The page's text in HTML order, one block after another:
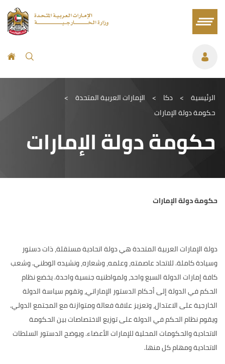
الرئيسية > دكا > الإمارات العربية المتحدة >
حكومة دولة الإمارات
حكومة دولة الإمارات
حكومة دولة الإمارات
دولة الإمارات العربية المتحدة هي دولة اتحادية مستقلة، ذات دستور
وسيادة كاملة. للاتحاد عاصمته، وعلمه، وشعاره، ونشيده الوطني. وشعب
كافة إمارات الدولة السبع واحد، ولمواطنيه جنسية واحدة. يخضع نظام
الحكم في الدولة إلى أحكام الدستور الإماراتي، وتقوم سياسة الدولة
الخارجية على الاعتدال، وتعزيز علاقة فعالة ومتوازنة مع المجتمع الدولي.
ويقوم نظام الحكم في الدولة على توزيع الاختصاصات بين الحكومة
الاتحادية والحكومات المحلية للإمارات الأعضاء. ويوضح الدستور السلطات
الاتحادية ومهام كل منها.